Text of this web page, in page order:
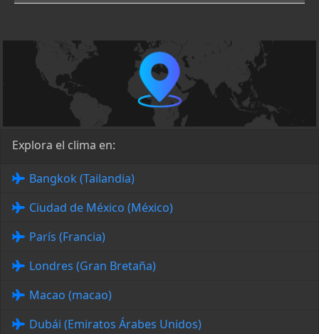
Explora el clima en:
Bangkok (Tailandia)
Ciudad de México (México)
París (Francia)
Londres (Gran Bretaña)
Macao (macao)
Dubái (Emiratos Árabes Unidos)